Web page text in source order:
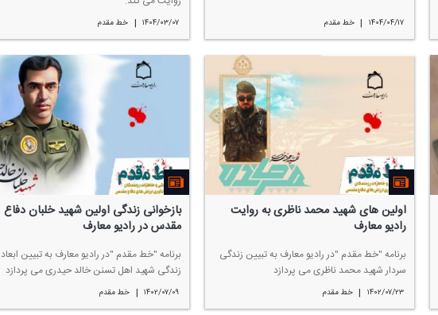
۱۴۰۴/۰۴/۱۷ | خط مقدم ۱۴۰۴/۰۳/۰۷ | خط مقدم
اولین های شهید محمد ناظری به روایت
رادیو معارف
برنامه "خط مقدم "در رادیو معارف به تبیین زندگی
سردار شهید محمد ناظری می پردازد
۱۴۰۲/۰۷/۲۳ | خط مقدم
بازخوانی زندگی اولین شهید خلبان دفاع
مقدس در رادیو معارف
برنامه "خط مقدم "در رادیو معارف به تبیین ابعاد
زندگی شهید اهل تسنن خالد حیدری می پردازد
۱۴۰۲/۰۷/۰۹ | خط مقدم